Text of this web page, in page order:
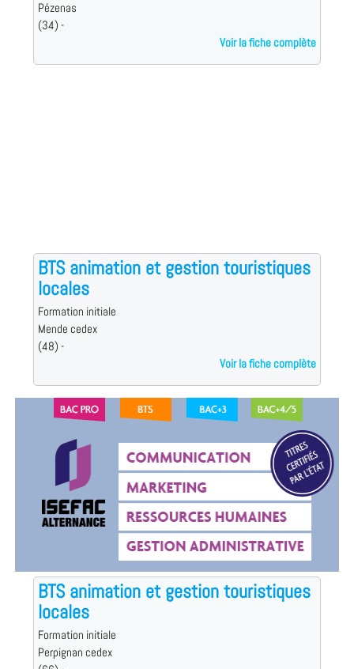
Pézenas
(34) -
Voir la fiche complète
BTS animation et gestion touristiques
locales
Formation initiale
Mende cedex
(48) -
Voir la fiche complète
BTS animation et gestion touristiques
locales
Formation initiale
Perpignan cedex